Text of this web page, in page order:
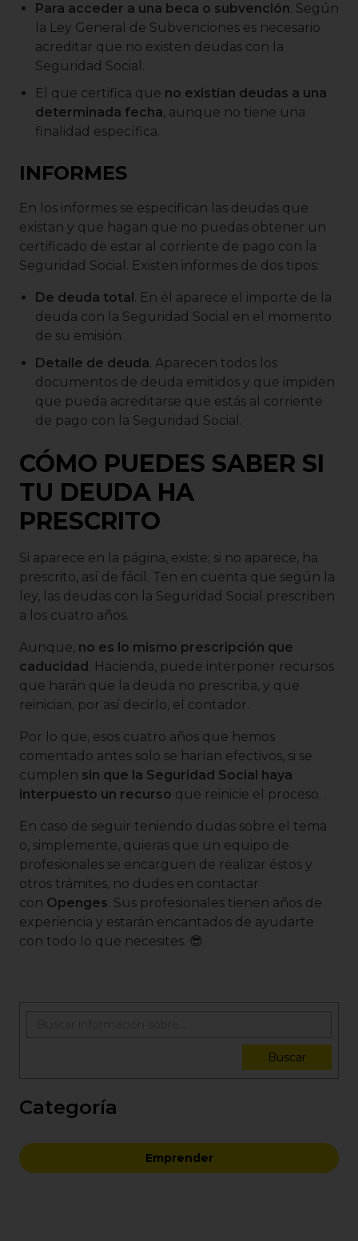
Para acceder a una beca o subvención. Según
la Ley General de Subvenciones es necesario
acreditar que no existen deudas con la
Seguridad Social.
El que certifica que no existían deudas a una
determinada fecha, aunque no tiene una
finalidad específica.
INFORMES
En los informes se especifican las deudas que
existan y que hagan que no puedas obtener un
certificado de estar al corriente de pago con la
Seguridad Social. Existen informes de dos tipos:
De deuda total. En él aparece el importe de la
deuda con la Seguridad Social en el momento
de su emisión.
Detalle de deuda. Aparecen todos los
documentos de deuda emitidos y que impiden
que pueda acreditarse que estás al corriente
de pago con la Seguridad Social.
CÓMO PUEDES SABER SI
TU DEUDA HA
PRESCRITO
Si aparece en la página, existe; si no aparece, ha
prescrito, así de fácil. Ten en cuenta que según la
ley, las deudas con la Seguridad Social prescriben
a los cuatro años.
Aunque, no es lo mismo prescripción que
caducidad. Hacienda, puede interponer recursos
que harán que la deuda no prescriba, y que
reinician, por así decirlo, el contador.
Por lo que, esos cuatro años que hemos
comentado antes solo se harían efectivos, si se
cumplen sin que la Seguridad Social haya
interpuesto un recurso que reinicie el proceso.
En caso de seguir teniendo dudas sobre el tema
o, simplemente, quieras que un equipo de
profesionales se encarguen de realizar éstos y
otros trámites, no dudes en contactar
con Openges. Sus profesionales tienen años de
experiencia y estarán encantados de ayudarte
con todo lo que necesites. 😎
Buscar
Categoría
Emprender